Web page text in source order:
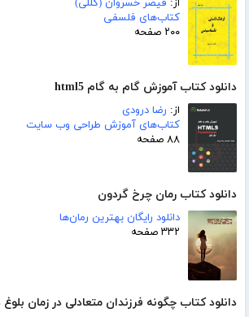
از: قیصر خسروان (کللی)
کتاب‌های فلسفی
۲۰۰ صفحه
دانلود کتاب آموزش گام به گام html5
از: رضا درودی
کتاب‌های آموزش طراحی وب سایت
۸۸ صفحه
دانلود کتاب رمان چرخ گردون
دانلود رایگان بهترین رمان‌ها
۳۳۲ صفحه
دانلود کتاب چگونه فرزندان متعادلی در زمان